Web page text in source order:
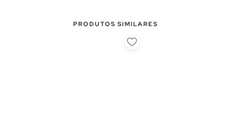
PRODUTOS SIMILARES